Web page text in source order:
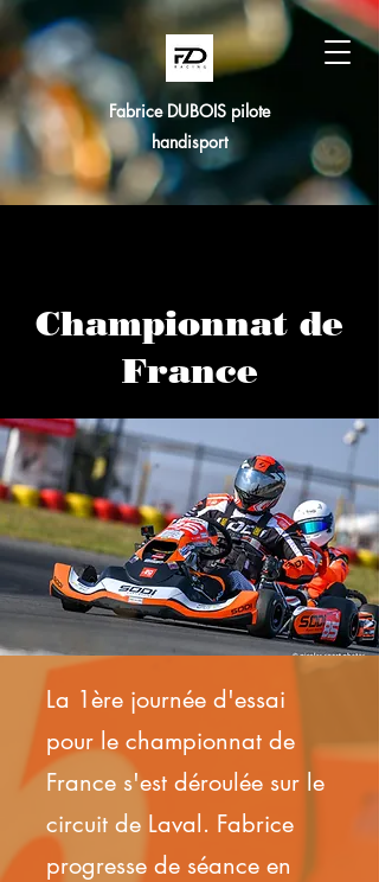
Fabrice DUBOIS pilote
handisport
Championnat de
France
La 1ère journée d'essai
pour le championnat de
France s'est déroulée sur le
circuit de Laval. Fabrice
progresse de séance en